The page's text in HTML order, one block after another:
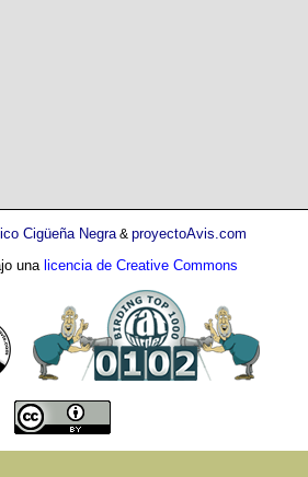
Cigüeña Negra& proyectoAvis.com
una licencia de Creative Commons